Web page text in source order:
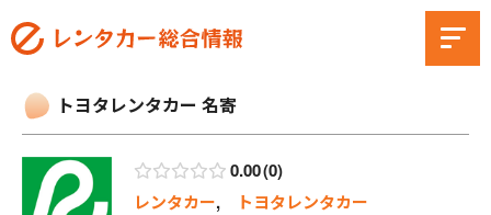
トヨタレンタカー 名寄
0.00 0
レンタカー,
トヨタレンタカー